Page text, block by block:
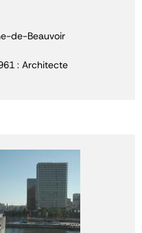
de-Beauvoir
: Architecte